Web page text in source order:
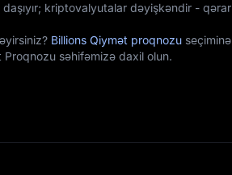
kriptovalyutalar dəyişkəndir - qərar
Billions Qiymət proqnozu seçiminə
səhifəmizə daxil olun.